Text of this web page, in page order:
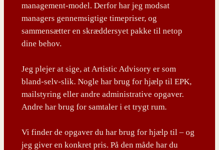
management-model. Derfor har jeg modsat
managers gennemsigtige timepriser, og
sammensætter en skræddersyet pakke til netop
dine behov.
Jeg plejer at sige, at Artistic Advisory er som
bland-selv-slik. Nogle har brug for hjælp til EPK,
mailstyring eller andre administrative opgaver.
Andre har brug for samtaler i et trygt rum.
Vi finder de opgaver du har brug for hjælp til – og
jeg giver en konkret pris. På den måde har du